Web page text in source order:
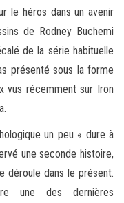
le héros dans un avenir
de Rodney Buchemi
de la série habituelle
présenté sous la forme
vus récemment sur Iron
un peu « dure à
une seconde histoire,
déroule dans le présent.
une des dernières